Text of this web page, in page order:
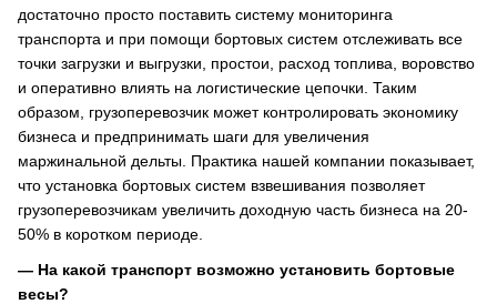
достаточно просто поставить систему мониторинга
транспорта и при помощи бортовых систем отслеживать все
точки загрузки и выгрузки, простои, расход топлива, воровство
и оперативно влиять на логистические цепочки. Таким
образом, грузоперевозчик может контролировать экономику
бизнеса и предпринимать шаги для увеличения
маржинальной дельты. Практика нашей компании показывает,
что установка бортовых систем взвешивания позволяет
грузоперевозчикам увеличить доходную часть бизнеса на 20-
50% в коротком периоде.
— На какой транспорт возможно установить бортовые
весы?